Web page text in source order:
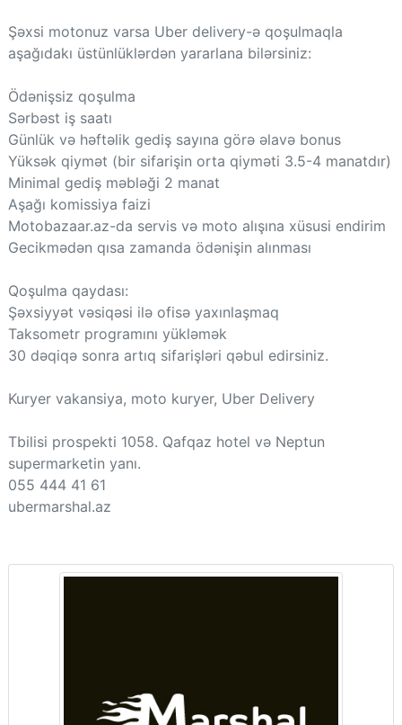
Şəxsi motonuz varsa Uber delivery-ə qoşulmaqla
aşağıdakı üstünlüklərdən yararlana bilərsiniz:
Ödənişsiz qoşulma
Sərbəst iş saatı
Günlük və həftəlik gediş sayına görə əlavə bonus
Yüksək qiymət (bir sifarişin orta qiyməti 3.5-4 manatdır)
Minimal gediş məbləği 2 manat
Aşağı komissiya faizi
Motobazaar.az-da servis və moto alışına xüsusi endirim
Gecikmədən qısa zamanda ödənişin alınması
Qoşulma qaydası:
Şəxsiyyət vəsiqəsi ilə ofisə yaxınlaşmaq
Taksometr programını yükləmək
30 dəqiqə sonra artıq sifarişləri qəbul edirsiniz.
Kuryer vakansiya, moto kuryer, Uber Delivery
Tbilisi prospekti 1058. Qafqaz hotel və Neptun
supermarketin yanı.
055 444 41 61
ubermarshal.az